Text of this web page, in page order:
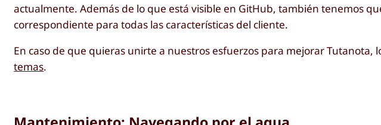
actualmente. Además de lo que está visible en GitHub, también tenemos
correspondiente para todas las características del cliente.
En caso de que quieras unirte a nuestros esfuerzos para mejorar Tutanota,
temas.